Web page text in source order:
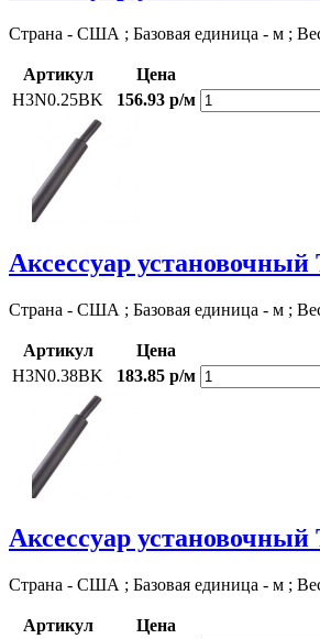
Страна - США ; Базовая единица - м ;
Артикул
Цена
H3N0.25BK
156.93 р/м
Аксессуар
Страна - США ; Базовая единица - м ;
Артикул
Цена
H3N0.38BK
183.85 р/м
Аксессуар
Страна - США ; Базовая единица - м ;
Артикул
Цена